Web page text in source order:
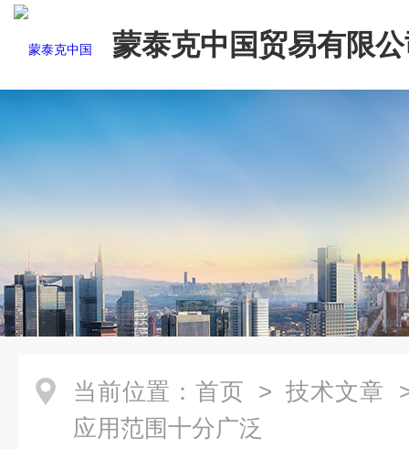
蒙泰克中国贸易有限
当前位置： 首页 > 技术文章
应用范围十分广泛